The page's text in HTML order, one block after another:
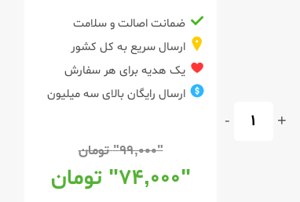
+
-
ضمانت اصالت و سلامت
ارسال سریع به کل کشور
یک هدیه برای هر سفارش
ارسال رایگان بالای سه میلیون
"۹۹,۰۰۰" تومان
"۷۴,۰۰۰" تومان